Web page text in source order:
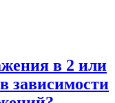
в 2 или
зависимости